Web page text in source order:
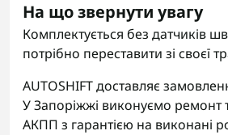
На що звернути увагу
Комплектується без датчиків
потрібно переставити зі своєї
AUTOSHIFT доставляє
У Запоріжжі виконуємо ремонт
АКПП з гарантією на виконані